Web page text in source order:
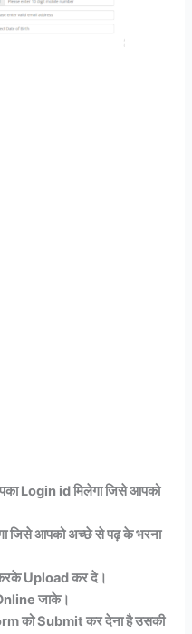
Login id मिलेगा जिसे आपको
आपको अच्छे से पढ़ के भरना
Upload कर दे।
जाके।
को Submit कर देना है उसकी